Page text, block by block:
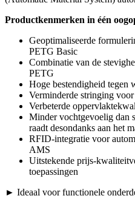
Productkenmerken in één
Geoptimaliseerde
PETG Basic
Combinatie van de
PETG
Hoge bestendigheid tegen
Verminderde stringing
Verbeterde
Minder vochtgevoelig dan
raadt desondanks aan het
RFID-integratie voor
AMS
Uitstekende prijs-
toepassingen
► Ideaal voor functionele